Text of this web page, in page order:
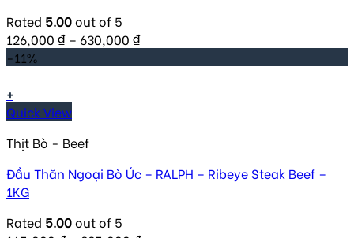
Rated 5.00out of 5
126,000 ₫ – 630,000 ₫
-11%
+
Quick View
Thịt Bò - Beef
Đầu Thăn Ngoại Bò Úc – RALPH – Ribeye Steak Beef –
1KG
Rated 5.00out of 5